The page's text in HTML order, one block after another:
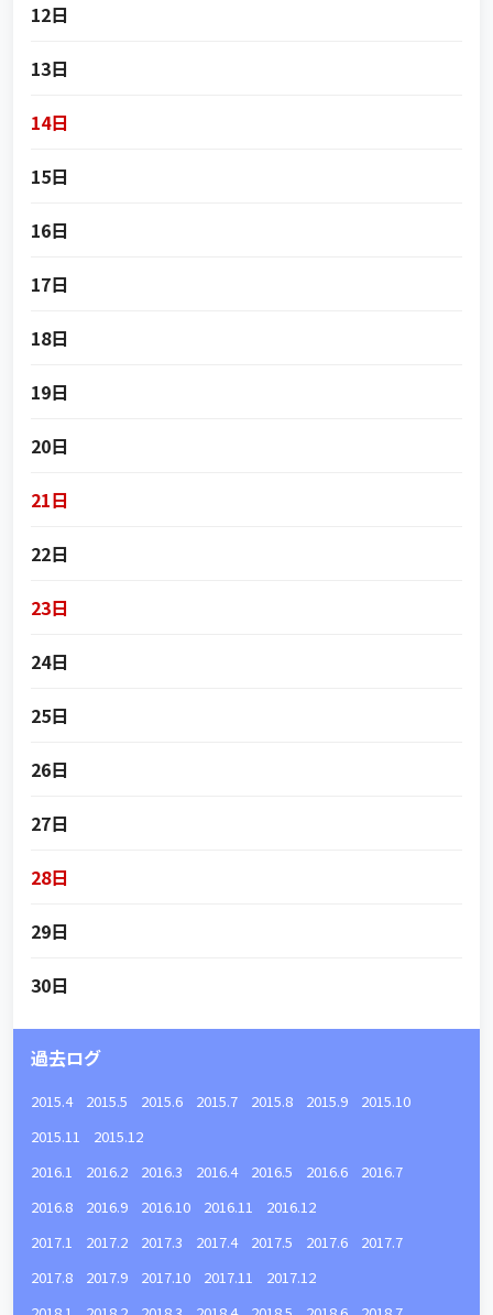
12日
13日
14日
15日
16日
17日
18日
19日
20日
21日
22日
23日
24日
25日
26日
27日
28日
29日
30日
過去ログ
2015.4 2015.5 2015.6 2015.7 2015.8 2015.9
2015.10
2015.11
2015.12
2016.1
2016.2 2016.3 2016.4 2016.5 2016.6
2016.7
2016.8
2016.9 2016.10 2016.11
2016.12
2017.1
2017.2 2017.3 2017.4 2017.5 2017.6
2017.7
2017.8
2017.9 2017.10 2017.11
2017.12